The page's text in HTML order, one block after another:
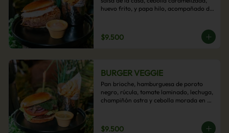
huevo frito, y papa hilo, acompañado de
$9.500
BURGER VEGGIE
Pan brioche, hamburguesa de poroto
negro, rúcula, tomate laminado, lechuga,
champiñón ostra y cebolla morada en
$9.500